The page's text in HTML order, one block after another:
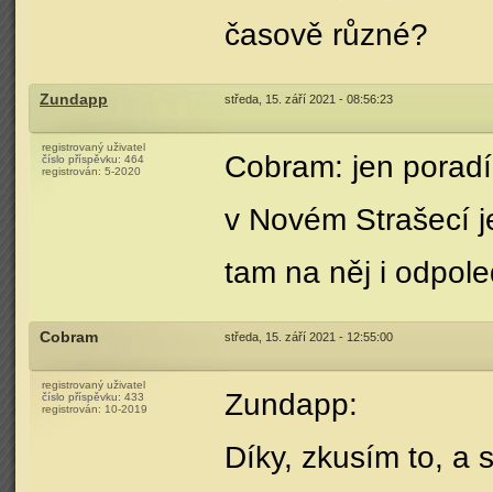
časově různé?
Zundapp středa, 15. září 2021 - 08:56:23
registrovaný uživatel
číslo příspěvku: 464
registrován: 5-2020
Cobram: jen
v Novém Strašecí
tam na něj i
Cobram středa, 15. září 2021 - 12:55:00
registrovaný uživatel
číslo příspěvku: 433
registrován: 10-2019
Zundapp:
Díky, zkusím to, a